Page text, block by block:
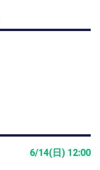
6/14(日) 12:00